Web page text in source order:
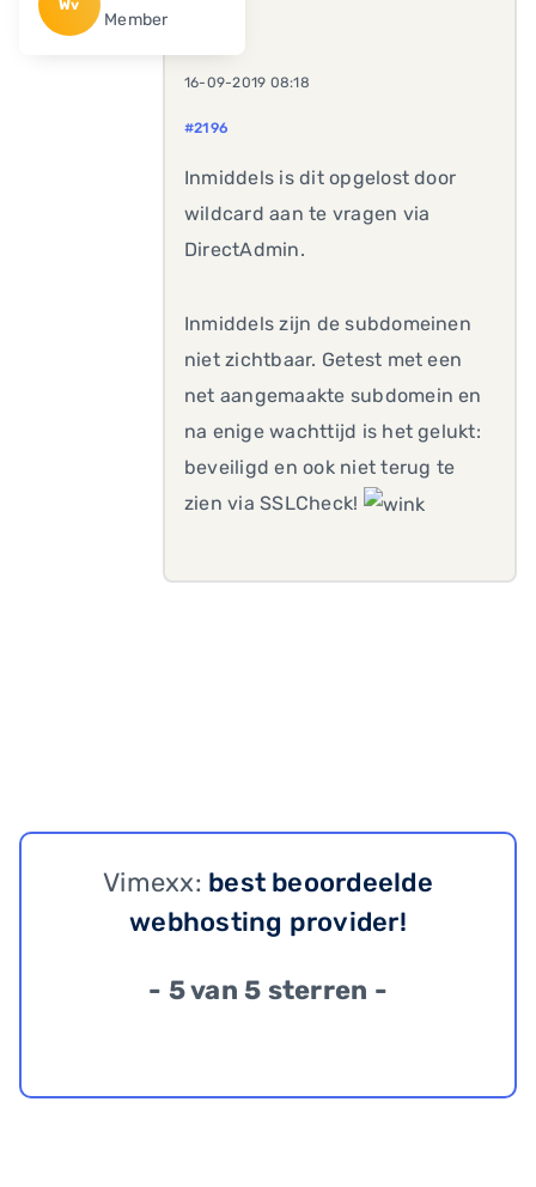
Wv
Member
16-09-2019 08:18
#2196
Inmiddels is dit opgelost door
wildcard aan te vragen via
DirectAdmin.
Inmiddels zijn de subdomeinen
niet zichtbaar. Getest met een
net aangemaakte subdomein en
na enige wachttijd is het gelukt:
beveiligd en ook niet terug te
zien via SSLCheck!
Vimexx: best beoordeelde
webhosting provider!
- 5 van 5 sterren -